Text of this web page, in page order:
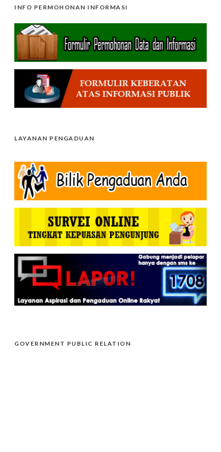
INFO PERMOHONAN INFORMASI
LAYANAN PENGADUAN
GOVERNMENT PUBLIC RELATION